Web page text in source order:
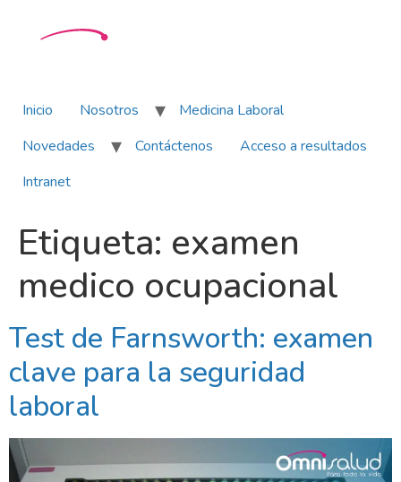
Inicio Nosotros
Medicina Laboral
Novedades
Contáctenos
Acceso a resultados
Intranet
Etiqueta: examen
medico ocupacional
Test de Farnsworth: examen
clave para la seguridad
laboral